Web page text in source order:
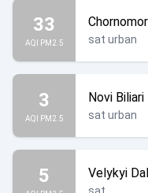
33
AQI PM2.5 sat urban
3
AQI PM2.5
Novi Biliari
sat urban
5 Velykyi